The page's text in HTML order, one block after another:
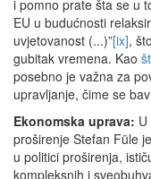
i pomno prate šta se u
EU u budućnosti
uvjetovanost (...)”[ix],
gubitak vremena. Kao
posebno je važna za
upravljanje, čime se
Ekonomska uprava:
proširenje Stefan Füle
u politici proširenja,
kompleksnih i